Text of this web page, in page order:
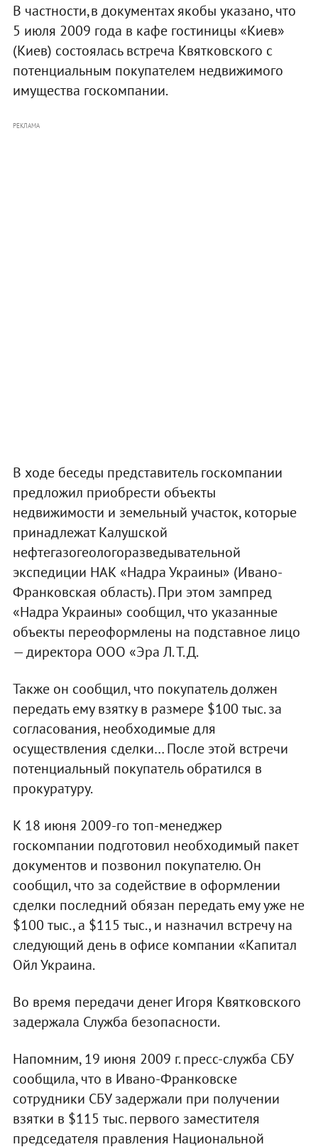
В частности,в документах якобы указано, что
5 июля 2009 года в кафе гостиницы «Киев»
(Киев) состоялась встреча Квятковского с
потенциальным покупателем недвижимого
имущества госкомпании.
РЕКЛАМА
В ходе беседы представитель госкомпании
предложил приобрести объекты
недвижимости и земельный участок, которые
принадлежат Калушской
нефтегазогеологоразведывательной
экспедиции НАК «Надра Украины» (Ивано-
Франковская область). При этом зампред
«Надра Украины» сообщил, что указанные
объекты переоформлены на подставное лицо
— директора ООО «Эра Л. Т. Д.
Также он сообщил, что покупатель должен
передать ему взятку в размере $100 тыс. за
согласования, необходимые для
осуществления сделки… После этой встречи
потенциальный покупатель обратился в
прокуратуру.
К 18 июня 2009-го топ-менеджер
госкомпании подготовил необходимый пакет
документов и позвонил покупателю. Он
сообщил, что за содействие в оформлении
сделки последний обязан передать ему уже не
$100 тыс., а $115 тыс., и назначил встречу на
следующий день в офисе компании «Капитал
Ойл Украина.
Во время передачи денег Игоря Квятковского
задержала Служба безопасности.
Напомним, 19 июня 2009 г. пресс-служба СБУ
сообщила, что в Ивано-Франковске
сотрудники СБУ задержали при получении
взятки в $115 тыс. первого заместителя
председателя правления Национальной